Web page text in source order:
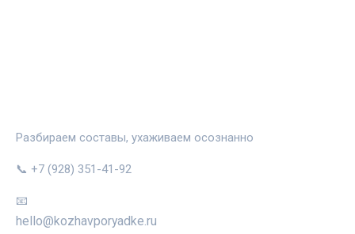
Разбираем составы, ухаживаем осознанно
📞 +7 (928) 351-41-92
📧
hello@kozhavporyadke.ru